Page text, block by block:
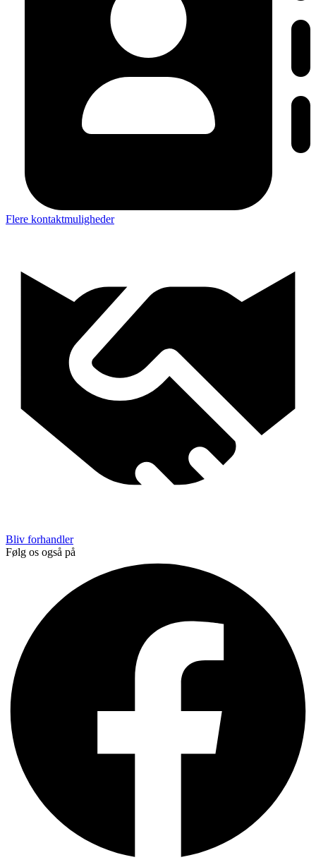
Flere kontaktmuligheder
Bliv forhandler
Følg os også på